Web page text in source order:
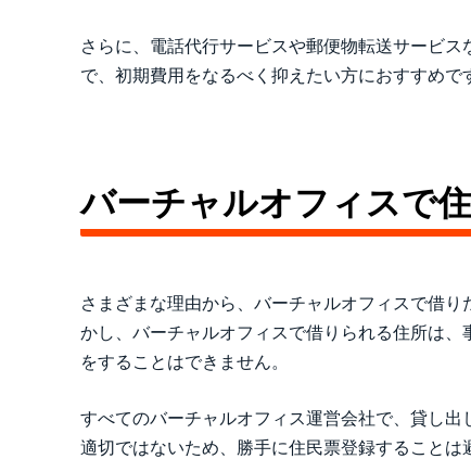
さらに、電話代行サービスや郵便物転送サービ
で、初期費用をなるべく抑えたい方におすすめで
バーチャルオフィスで
さまざまな理由から、バーチャルオフィスで借
かし、バーチャルオフィスで借りられる住所は
をすることはできません。
すべてのバーチャルオフィス運営会社で、貸し
適切ではないため、勝手に住民票登録すること